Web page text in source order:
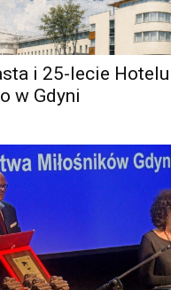
i 25-lecie Hotelu
w Gdyni